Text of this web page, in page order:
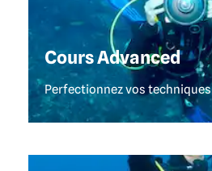
Cours Advanced
Perfectionnez vos techniques